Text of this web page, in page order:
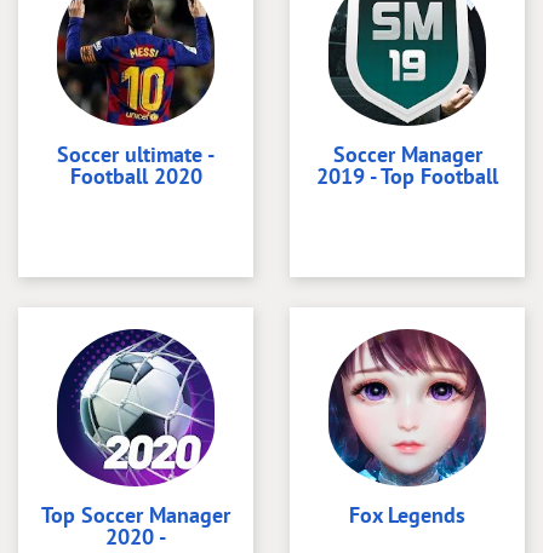
Soccer ultimate -
Football 2020
Soccer Manager
2019 - Top Football
Top Soccer Manager
2020 -
Fox Legends